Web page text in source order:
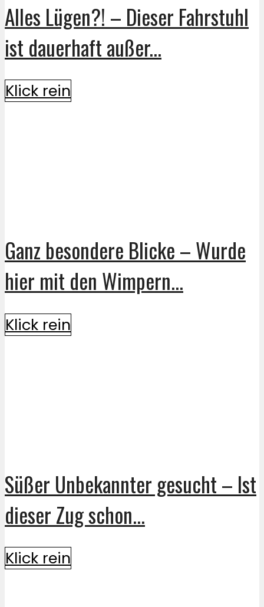
Alles Lügen?! – Dieser Fahrstuhl
ist dauerhaft außer...
Klick rein
Ganz besondere Blicke – Wurde
hier mit den Wimpern...
Klick rein
Süßer Unbekannter gesucht – Ist
dieser Zug schon...
Klick rein